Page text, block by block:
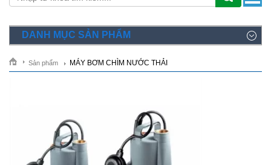
DANH MỤC SẢN PHẨM
Sản phẩm MÁY BƠM CHÌM NƯỚC THẢI